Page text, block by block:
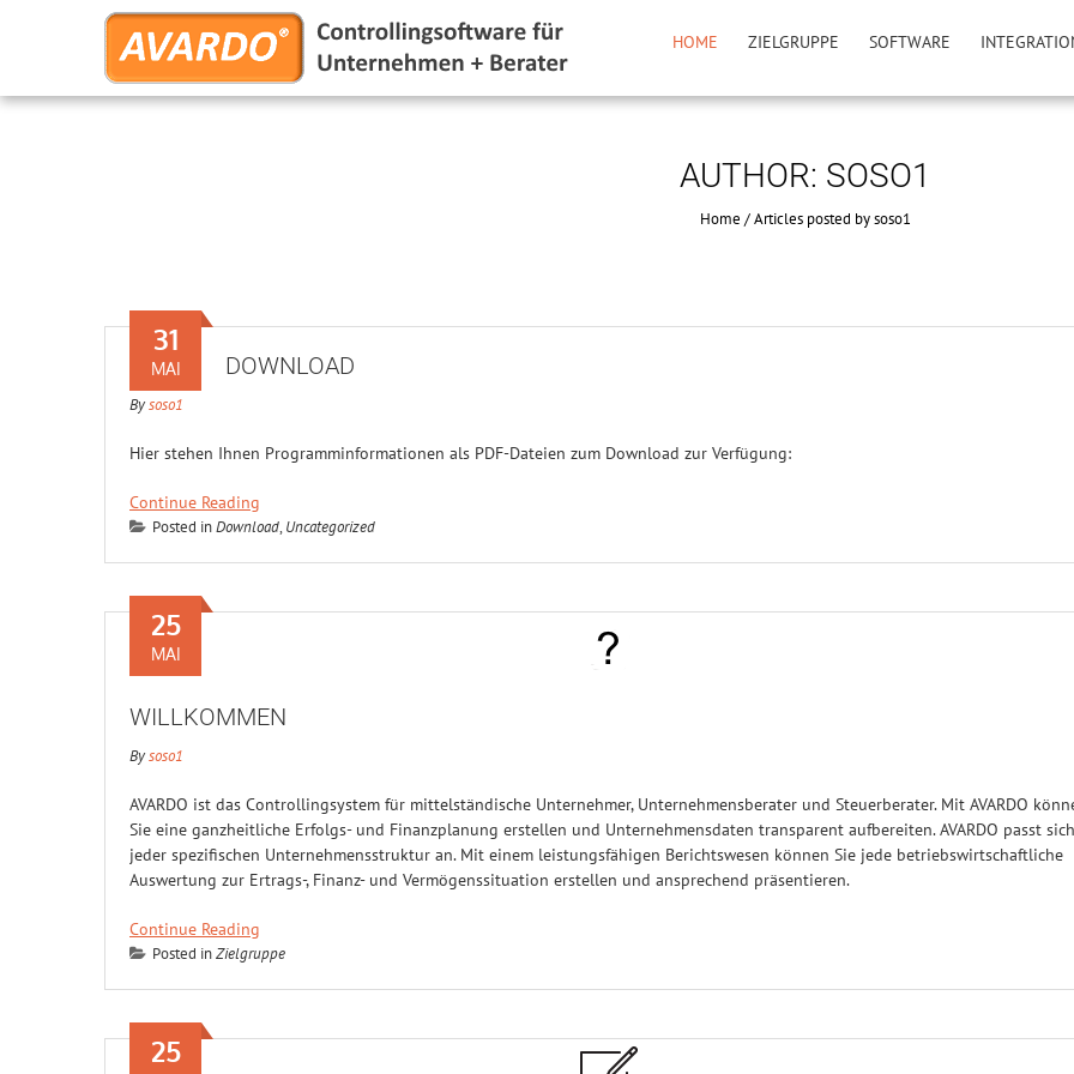
HOME ZIELGRUPPE SOFTWARE
AUTHOR: SOSO1
Home /Articles posted by soso1
DOWNLOAD
31
MAI
Bysoso1
Hier stehen Ihnen Programminformationen als PDF-Dateien zum Download zur Verfügung:
Continue Reading
Posted inDownload, Uncategorized
WILLKOMMEN
25
MAI
Bysoso1
AVARDO ist das Controllingsystem für mittelständische Unternehmer, Unternehmensberater und Steuerberater. Mit AVARDO
Sie eine ganzheitliche Erfolgs- und Finanzplanung erstellen und Unternehmensdaten transparent aufbereiten. AVARDO passt sich
jeder spezifischen Unternehmensstruktur an. Mit einem leistungsfähigen Berichtswesen können Sie jede betriebswirtschaftliche
Auswertung zur Ertrags-, Finanz- und Vermögenssituation erstellen und ansprechend präsentieren.
Continue Reading
Posted inZielgruppe
25